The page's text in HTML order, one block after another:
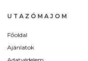
UTAZÓMAJOM
Főoldal
Ajánlatok